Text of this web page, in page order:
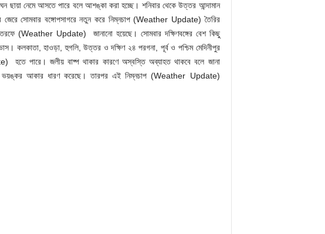
নেমে আসতে পারে বলে আশঙ্কা করা হচ্ছে। শনিবার থেকে উত্তর আন্দামান
সোমবার বঙ্গোপসাগরে নতুন করে নিম্নচাপ (Weather Update) তৈরির
(Weather Update) জানানো হয়েছে। সোমবার দক্ষিণবঙ্গের বেশ কিছু
কলকাতা, হাওড়া, হুগলি, উত্তর ও দক্ষিণ ২৪ পরগনা, পূর্ব ও পশ্চিম মেদিনীপুর
হতে পারে। জলীয় বাষ্প থাকার কারণে অস্বস্তি অব্যাহত থাকবে বলে জানা
ভয়ঙ্কর আকার ধারণ করেছে। তারপর এই নিম্নচাপ (Weather Update)